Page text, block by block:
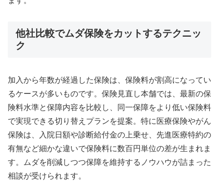
他社比較でムダ保険をカットするテクニッ
ク
加入から年数が経過した保険は、保険料が割高になってい
るケースが多いものです。保険見直し本舗では、最新の保
険料水準と保障内容を比較し、同一保障をより低い保険料
で実現できる切り替えプランを提案。特に医療保険やがん
保険は、入院日額や診断給付金の上乗せ、先進医療特約の
有無など細かな違いで保険料に数百円単位の差が生まれま
す。ムダを削減しつつ保障を維持するノウハウが詰まった
相談が受けられます。